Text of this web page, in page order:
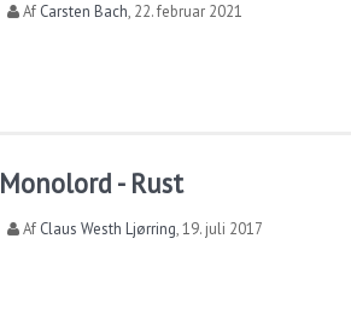
Af Carsten Bach, 22. februar 2021
Monolord - Rust
Af Claus Westh Ljørring,19. juli 2017